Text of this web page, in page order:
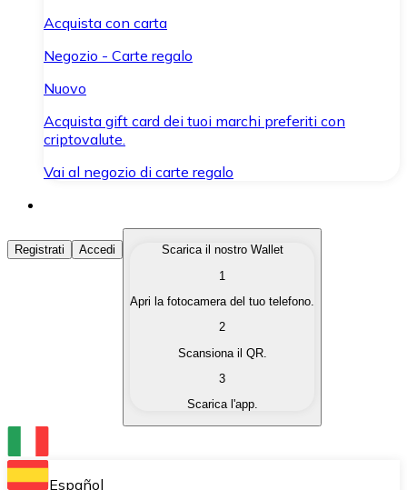
Acquista con carta
Negozio - Carte regalo
Nuovo
Acquista gift card dei tuoi marchi preferiti con
criptovalute.
Vai al negozio di carte regalo
Acquista Criptovalute
Acquista le criptovalute che ti interessano in modo
Converti le tue criptovalute in valuta fiat quando ne
Scambia una criptovaluta con un'altra
Conserva le tue cripto in un Wallet self-custodial.
Registrati Accedi
Scarica il nostro Wallet
1
Apri la fotocamera del tuo telefono.
2
Scansiona il QR.
3
Scarica l'app.
Español